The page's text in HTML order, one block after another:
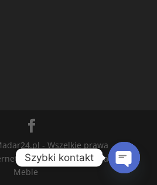
- Wszelkie prawa
Sklep Meblowy Madar
Meble
Szybki kontakt